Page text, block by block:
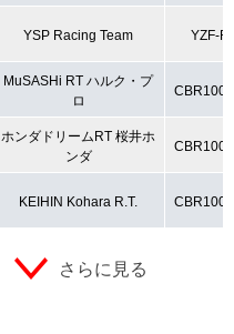
YSP Racing Team YZF-
MuSASHi RT ハルク・プ
ロ
ホンダドリームRT 桜井ホ
ンダ
KEIHIN Kohara R.T.
さらに見る